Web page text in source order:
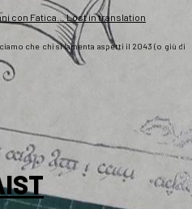
con Fatica… Lost in translation
che chi si lamenta aspetti il 2043 (o giù di